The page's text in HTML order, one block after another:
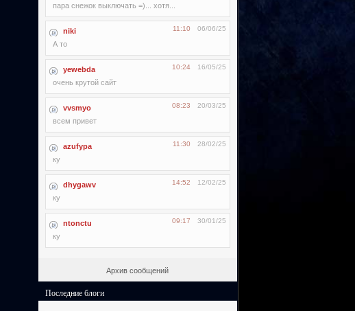
пара снежок выключать =)... хотя...
niki 06/06/25
11:10
А то
yewebda 16/05/25
10:24
очень крутой сайт
vvsmyo 20/03/25
08:23
всем привет
azufypa 28/02/25
11:30
ку
dhygawv 12/02/25
14:52
ку
ntonctu 30/01/25
09:17
ку
Архив сообщений
Последние блоги